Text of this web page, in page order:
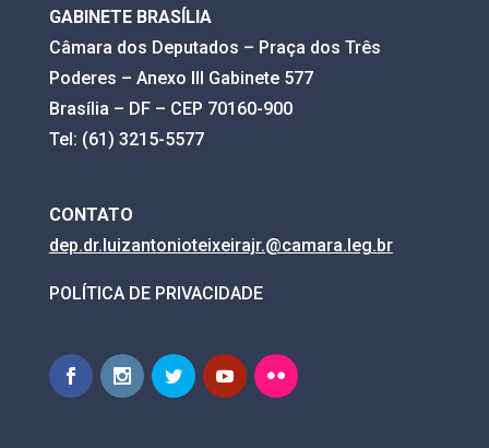
GABINETE BRASÍLIA
Câmara dos Deputados – Praça dos Três
Poderes – Anexo III Gabinete 577
Brasília – DF – CEP 70160-900
Tel: (61) 3215-5577
CONTATO
dep.dr.luizantonioteixeirajr.@camara.leg.br
POLÍTICA DE PRIVACIDADE